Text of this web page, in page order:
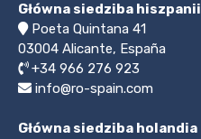
Główna siedziba hiszpanii
Poeta Quintana 41
03004 Alicante, España
+34 966 276 923
info@ro-spain.com
Główna siedziba holandia